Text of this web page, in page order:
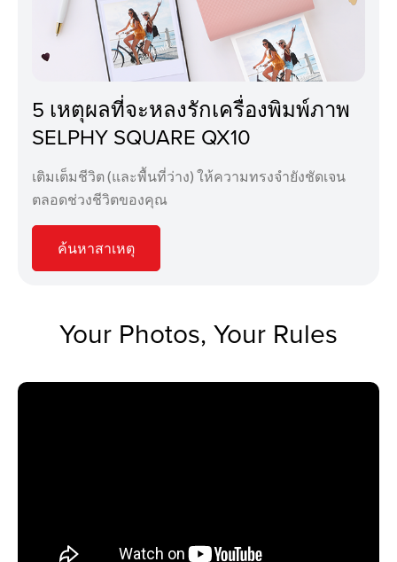
5 เหตุผลที่จะหลงรักเครื่องพิมพ์ภาพ
SELPHY SQUARE QX10
เติมเต็มชีวิต (และพื้นที่ว่าง) ให้ความทรงจำยังชัดเจน
ตลอดช่วงชีวิตของคุณ
ค้นหาสาเหตุ
Your Photos, Your Rules